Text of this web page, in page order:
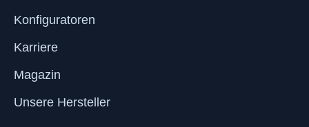
Konfiguratoren
Karriere
Magazin
Unsere Hersteller